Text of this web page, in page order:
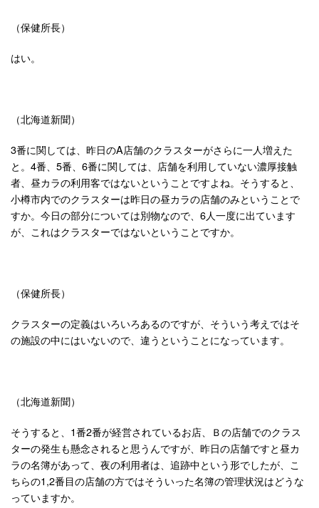
（保健所長）
はい。
（北海道新聞）
3番に関しては、昨日のA店舗のクラスターがさらに一人増えた
と。4番、5番、6番に関しては、店舗を利用していない濃厚接触
者、昼カラの利用客ではないということですよね。そうすると、
小樽市内でのクラスターは昨日の昼カラの店舗のみということで
すか。今日の部分については別物なので、6人一度に出ています
が、これはクラスターではないということですか。
（保健所長）
クラスターの定義はいろいろあるのですが、そういう考えではそ
の施設の中にはいないので、違うということになっています。
（北海道新聞）
そうすると、1番2番が経営されているお店、Ｂの店舗でのクラス
ターの発生も懸念されると思うんですが、昨日の店舗ですと昼カ
ラの名簿があって、夜の利用者は、追跡中という形でしたが、こ
ちらの1,2番目の店舗の方ではそういった名簿の管理状況はどうな
っていますか。